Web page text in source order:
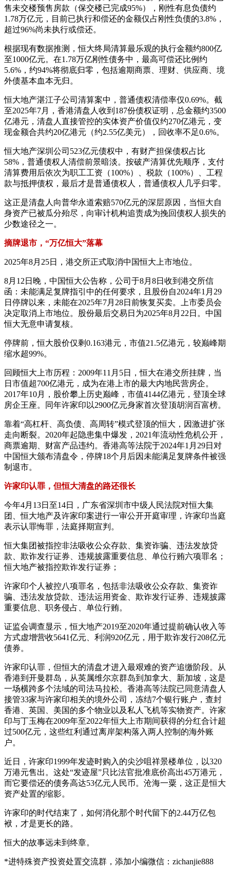
售未交楼预售房款（保交楼已完成95%），刚性有息负债约
1.78万亿元，目前已执行和偿还的金额仅占刚性负债的3.8%，
超过96%尚未执行或偿还。
根据现有数据推测，恒大终局清算最乐观的执行金额约800亿
至1000亿元。在1.78万亿刚性债务中，最高可偿还比例约
5.6%，约94%将彻底归零，包括逾期商票、理财、供应商、境
外债基本血本无归。
恒大地产湛江子公司清算案中，普通债权清偿率仅0.69%。截
至2025年7月，香港清盘人收到187份债权证明，总金额约3500
亿港元，清盘人直接管控的实体资产价值仅约270亿港元，变
现金额合共约20亿港元（约2.55亿美元），回收率不足0.6%。
恒大地产深圳公司523亿元债权中，有财产担保债权占比
58%，普通债权人清偿前景暗淡。按破产清算优先顺序，支付
清算费用后依次为职工工资（100%）、税款（100%）、工程
款与抵押债权，最后才是普通债权人，普通债权人几乎归零。
这正是清盘人向普华永道索赔570亿元的深层原因，当恒大自
身资产已被瓜分殆尽，向审计机构追责成为挽回债权人损失的
少数途径之一。
摘牌退市，“万亿恒大”落幕
2025年8月25日，港交所正式取消中国恒大上市地位。
8月12日晚，中国恒大公告称，公司于8月8日收到港交所信
函：未能满足复牌指引中的任何要求，且股份自2024年1月29
日停牌以来，未能在2025年7月28日前恢复买卖。上市委员会
决定取消上市地位。股份最后交易日为2025年8月22日。中国
恒大无意申请复核。
停牌前，恒大股价仅剩0.163港元，市值21.5亿港元，较巅峰期
缩水超99%。
回顾恒大上市历程：2009年11月5日，恒大在港交所挂牌，当
日市值超700亿港元，成为在港上市的最大内地民营房企。
2017年10月，股价攀上历史巅峰，市值4144亿港元，登顶全球
房企王座。同年许家印以2900亿元身家首次登顶胡润百富榜。
靠着“高杠杆、高负债、高周转”模式登顶的恒大，因激进扩张
走向断裂。2020年起隐患集中爆发，2021年流动性危机公开，
商票逾期、财富产品违约。香港高等法院于2024年1月29日对
中国恒大颁布清盘令，停牌18个月后因未能满足复牌条件被强
制退市。
许家印认罪，但恒大清盘的路还很长
今年4月13日至14日，广东省深圳市中级人民法院对恒大集
团、恒大地产及许家印案进行一审公开开庭审理，许家印当庭
表示认罪悔罪，法庭择期宣判。
恒大集团被指控非法吸收公众存款、集资诈骗、违法发放贷
款、欺诈发行证券、违规披露重要信息、单位行贿六项罪名；
恒大地产被指控欺诈发行证券；
许家印个人被控八项罪名，包括非法吸收公众存款、集资诈
骗、违法发放贷款、违法运用资金、欺诈发行证券、违规披露
重要信息、职务侵占、单位行贿。
证监会调查显示，恒大地产2019至2020年通过提前确认收入等
方式虚增营收5641亿元、利润920亿元，用于欺诈发行208亿元
债券。
许家印认罪，但恒大的清盘才进入最艰难的资产追缴阶段。从
香港到开曼群岛，从英属维尔京群岛到加拿大、新加坡，这是
一场横跨多个法域的司法马拉松。香港高等法院已同意清盘人
接管33家与许家印相关的境外公司，冻结7个银行账户，查封
香港、英国、美国的多个物业以及私人飞机等实物资产。许家
印与丁玉梅在2009年至2022年恒大上市期间获得的分红合计超
过500亿元，这些红利通过离岸架构落入两人控制的海外账
户。
近日，许家印1999年发迹时购入的尖沙咀祥景楼单位，以320
万港元售出。这处“发迹屋”只比法官批准底价高出45万港元，
而它要偿还的债务高达53亿元人民币。沧海一粟，这正是恒大
资产处置的缩影。
许家印的时代结束了，如何消化那个时代留下的2.44万亿包
袱，才是更长的路。
恒大的故事远未到终章。
*进特殊资产投资处置交流群，添加小编微信：zichanjie888